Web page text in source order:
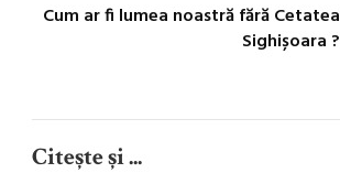
Cum ar fi lumea noastră fără Cetatea
Sighișoara ?
Citește și ...